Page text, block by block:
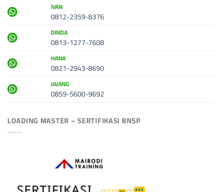
IVAN
0812-2359-8376
DINDA
0813-1277-7608
HANA
0821-2943-8690
JAJANG
0859-5600-9692
LOADING MASTER – SERTIFIKASI BNSP